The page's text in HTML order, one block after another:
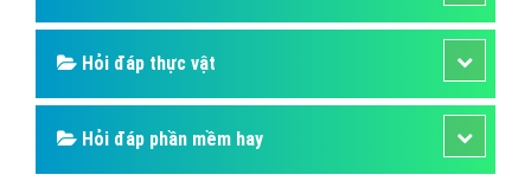
Hỏi đáp thực vật
Hỏi đáp phần mềm hay